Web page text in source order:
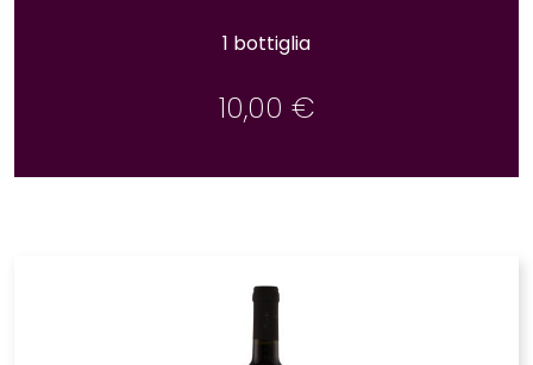
1 bottiglia
10,00 €